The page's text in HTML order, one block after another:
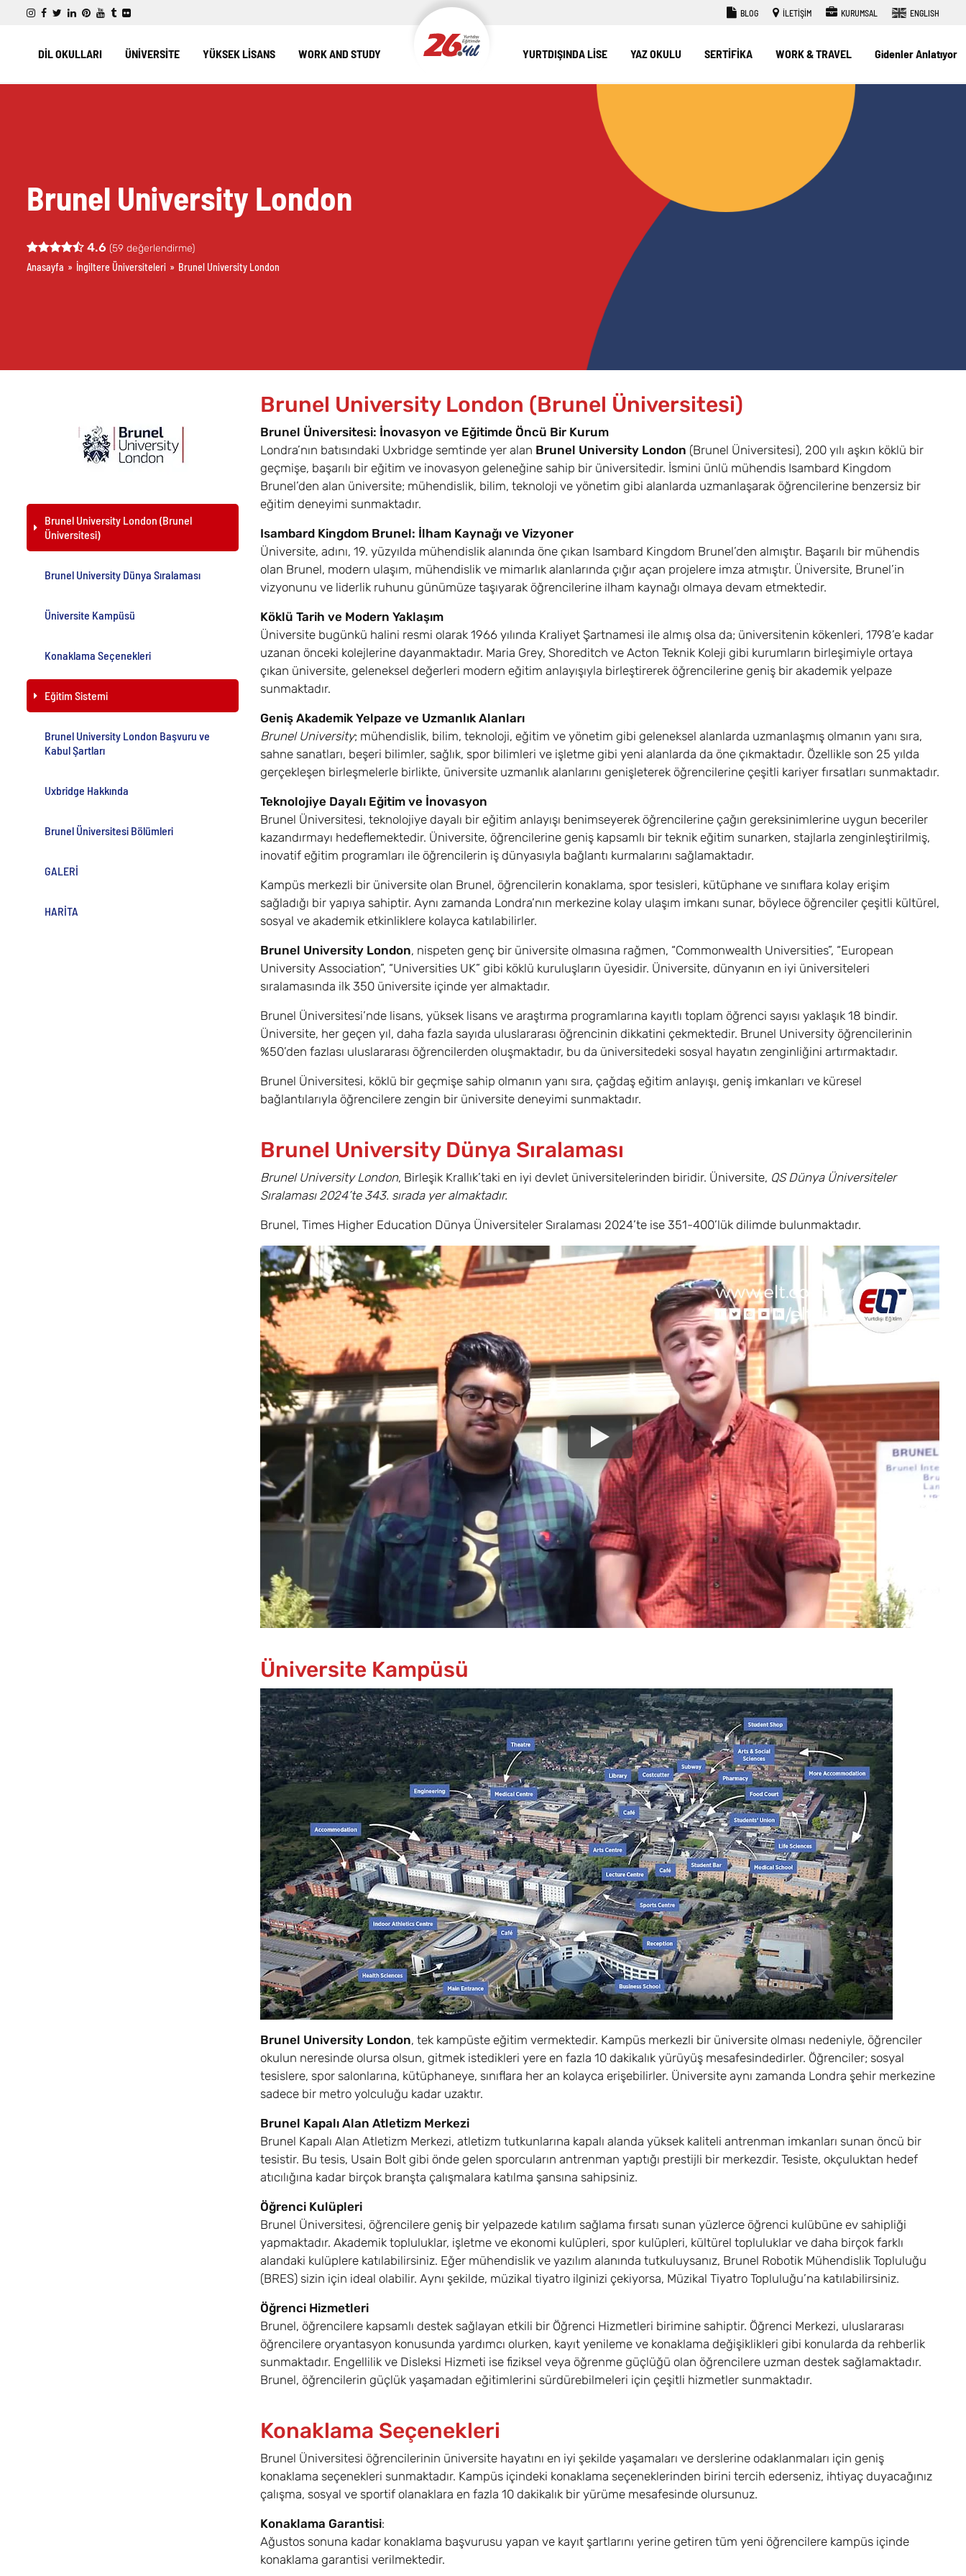
BLOG İLETİŞİM KURUMSAL ENGLISH
DİL OKULLARI ÜNİVERSİTE YÜKSEK LİSANS WORK AND STUDY YURTDIŞINDA LİSE YAZ OKULU SERTİFİKA WORK & TRAVEL Gidenler Anlatıyor
Brunel University London
4.6 (59 değerlendirme)
Anasayfa » İngiltere Üniversiteleri » Brunel University London
Brunel University London (Brunel
Üniversitesi)
Brunel University Dünya Sıralaması
Üniversite Kampüsü
Konaklama Seçenekleri
Eğitim Sistemi
Brunel University London Başvuru ve
Kabul Şartları
Uxbridge Hakkında
Brunel Üniversitesi Bölümleri
GALERİ
HARİTA
Brunel University London (Brunel Üniversitesi)
Brunel Üniversitesi: İnovasyon ve Eğitimde Öncü Bir Kurum
Londra’nın batısındaki Uxbridge semtinde yer alan Brunel University London (Brunel Üniversitesi), 200 yılı aşkın köklü bir
geçmişe, başarılı bir eğitim ve inovasyon geleneğine sahip bir üniversitedir. İsmini ünlü mühendis Isambard Kingdom
Brunel’den alan üniversite; mühendislik, bilim, teknoloji ve yönetim gibi alanlarda uzmanlaşarak öğrencilerine benzersiz bir
eğitim deneyimi sunmaktadır.
Isambard Kingdom Brunel: İlham Kaynağı ve Vizyoner
Üniversite, adını, 19. yüzyılda mühendislik alanında öne çıkan Isambard Kingdom Brunel’den almıştır. Başarılı bir mühendis
olan Brunel, modern ulaşım, mühendislik ve mimarlık alanlarında çığır açan projelere imza atmıştır. Üniversite, Brunel’in
vizyonunu ve liderlik ruhunu günümüze taşıyarak öğrencilerine ilham kaynağı olmaya devam etmektedir.
Köklü Tarih ve Modern Yaklaşım
Üniversite bugünkü halini resmi olarak 1966 yılında Kraliyet Şartnamesi ile almış olsa da; üniversitenin kökenleri, 1798’e kadar
uzanan önceki kolejlerine dayanmaktadır. Maria Grey, Shoreditch ve Acton Teknik Koleji gibi kurumların birleşimiyle ortaya
çıkan üniversite, geleneksel değerleri modern eğitim anlayışıyla birleştirerek öğrencilerine geniş bir akademik yelpaze
sunmaktadır.
Geniş Akademik Yelpaze ve Uzmanlık Alanları
Brunel University; mühendislik, bilim, teknoloji, eğitim ve yönetim gibi geleneksel alanlarda uzmanlaşmış olmanın yanı sıra,
sahne sanatları, beşeri bilimler, sağlık, spor bilimleri ve işletme gibi yeni alanlarda da öne çıkmaktadır. Özellikle son 25 yılda
gerçekleşen birleşmelerle birlikte, üniversite uzmanlık alanlarını genişleterek öğrencilerine çeşitli kariyer fırsatları sunmaktadır.
Teknolojiye Dayalı Eğitim ve İnovasyon
Brunel Üniversitesi, teknolojiye dayalı bir eğitim anlayışı benimseyerek öğrencilerine çağın gereksinimlerine uygun beceriler
kazandırmayı hedeflemektedir. Üniversite, öğrencilerine geniş kapsamlı bir teknik eğitim sunarken, stajlarla zenginleştirilmiş,
inovatif eğitim programları ile öğrencilerin iş dünyasıyla bağlantı kurmalarını sağlamaktadır.
Kampüs merkezli bir üniversite olan Brunel, öğrencilerin konaklama, spor tesisleri, kütüphane ve sınıflara kolay erişim
sağladığı bir yapıya sahiptir. Aynı zamanda Londra’nın merkezine kolay ulaşım imkanı sunar, böylece öğrenciler çeşitli kültürel,
sosyal ve akademik etkinliklere kolayca katılabilirler.
Brunel University London, nispeten genç bir üniversite olmasına rağmen, “Commonwealth Universities”, “European
University Association”, “Universities UK” gibi köklü kuruluşların üyesidir. Üniversite, dünyanın en iyi üniversiteleri
sıralamasında ilk 350 üniversite içinde yer almaktadır.
Brunel Üniversitesi’nde lisans, yüksek lisans ve araştırma programlarına kayıtlı toplam öğrenci sayısı yaklaşık 18 bindir.
Üniversite, her geçen yıl, daha fazla sayıda uluslararası öğrencinin dikkatini çekmektedir. Brunel University öğrencilerinin
%50’den fazlası uluslararası öğrencilerden oluşmaktadır, bu da üniversitedeki sosyal hayatın zenginliğini artırmaktadır.
Brunel Üniversitesi, köklü bir geçmişe sahip olmanın yanı sıra, çağdaş eğitim anlayışı, geniş imkanları ve küresel
bağlantılarıyla öğrencilere zengin bir üniversite deneyimi sunmaktadır.
Brunel University Dünya Sıralaması
Brunel University London, Birleşik Krallık’taki en iyi devlet üniversitelerinden biridir. Üniversite, QS Dünya Üniversiteler
Sıralaması 2024’te 343. sırada yer almaktadır.
Brunel, Times Higher Education Dünya Üniversiteler Sıralaması 2024’te ise 351-400’lük dilimde bulunmaktadır.
Üniversite Kampüsü
Brunel University London, tek kampüste eğitim vermektedir. Kampüs merkezli bir üniversite olması nedeniyle, öğrenciler
okulun neresinde olursa olsun, gitmek istedikleri yere en fazla 10 dakikalık yürüyüş mesafesindedirler. Öğrenciler; sosyal
tesislere, spor salonlarına, kütüphaneye, sınıflara her an kolayca erişebilirler. Üniversite aynı zamanda Londra şehir merkezine
sadece bir metro yolculuğu kadar uzaktır.
Brunel Kapalı Alan Atletizm Merkezi
Brunel Kapalı Alan Atletizm Merkezi, atletizm tutkunlarına kapalı alanda yüksek kaliteli antrenman imkanları sunan öncü bir
tesistir. Bu tesis, Usain Bolt gibi önde gelen sporcuların antrenman yaptığı prestijli bir merkezdir. Tesiste, okçuluktan hedef
atıcılığına kadar birçok branşta çalışmalara katılma şansına sahipsiniz.
Öğrenci Kulüpleri
Brunel Üniversitesi, öğrencilere geniş bir yelpazede katılım sağlama fırsatı sunan yüzlerce öğrenci kulübüne ev sahipliği
yapmaktadır. Akademik topluluklar, işletme ve ekonomi kulüpleri, spor kulüpleri, kültürel topluluklar ve daha birçok farklı
alandaki kulüplere katılabilirsiniz. Eğer mühendislik ve yazılım alanında tutkuluysanız, Brunel Robotik Mühendislik Topluluğu
(BRES) sizin için ideal olabilir. Aynı şekilde, müzikal tiyatro ilginizi çekiyorsa, Müzikal Tiyatro Topluluğu’na katılabilirsiniz.
Öğrenci Hizmetleri
Brunel, öğrencilere kapsamlı destek sağlayan etkili bir Öğrenci Hizmetleri birimine sahiptir. Öğrenci Merkezi, uluslararası
öğrencilere oryantasyon konusunda yardımcı olurken, kayıt yenileme ve konaklama değişiklikleri gibi konularda da rehberlik
sunmaktadır. Engellilik ve Disleksi Hizmeti ise fiziksel veya öğrenme güçlüğü olan öğrencilere uzman destek sağlamaktadır.
Brunel, öğrencilerin güçlük yaşamadan eğitimlerini sürdürebilmeleri için çeşitli hizmetler sunmaktadır.
Konaklama Seçenekleri
Brunel Üniversitesi öğrencilerinin üniversite hayatını en iyi şekilde yaşamaları ve derslerine odaklanmaları için geniş
konaklama seçenekleri sunmaktadır. Kampüs içindeki konaklama seçeneklerinden birini tercih ederseniz, ihtiyaç duyacağınız
çalışma, sosyal ve sportif olanaklara en fazla 10 dakikalık bir yürüme mesafesinde olursunuz.
Konaklama Garantisi:
Ağustos sonuna kadar konaklama başvurusu yapan ve kayıt şartlarını yerine getiren tüm yeni öğrencilere kampüs içinde
konaklama garantisi verilmektedir.